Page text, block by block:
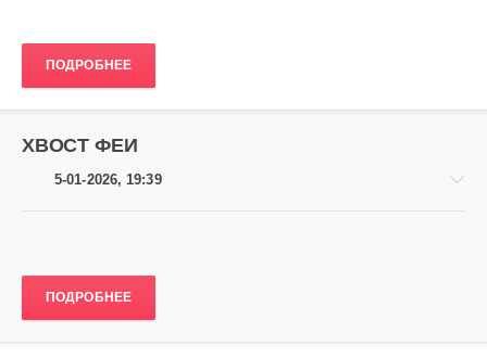
Аниме
gugolo
0
ПОДРОБНЕЕ
ХВОСТ ФЕИ
5-01-2026, 19:39
Аниме
gugolo
ПОДРОБНЕЕ